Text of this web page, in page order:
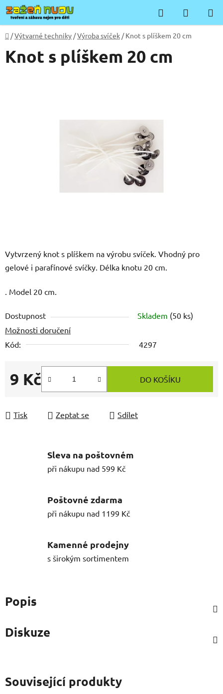
Přejít
na
obsah
Hledat
KOŠÍK
Domů
/Výtvarné techniky /Výroba svíček / Knot s plíškem 20 cm
Vytvrzený knot s plíškem na výrobu svíček. Vhodný pro
gelové i parafínové svíčky. Délka knotu 20 cm.
. Model 20 cm.
Dostupnost Skladem (50 ks)
Možnosti doručení
Kód:
4297
9 Kč
Měrná cena:
DO KOŠÍKU
Tisk Zeptat se Sdílet
Knot s plíškem 20 cm
Sleva na poštovném
při nákupu nad 599 Kč
Poštovné zdarma
při nákupu nad 1199 Kč
Kamenné prodejny
s širokým sortimentem
Popis
Diskuze
Související produkty